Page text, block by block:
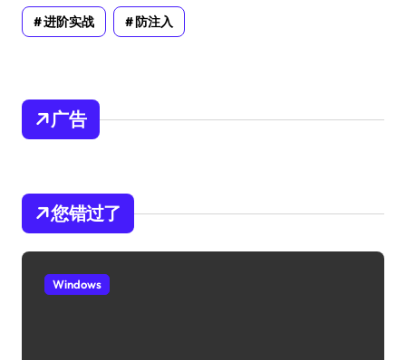
进阶实战 防注入
广告
您错过了
Windows